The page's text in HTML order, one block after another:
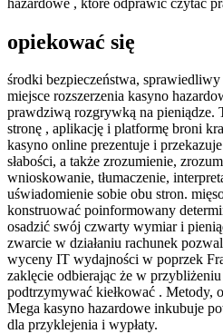
opiekować się
środki bezpieczeństwa,
miejsce rozszerzenia kasyno
prawdziwą rozgrywką na pieniądze.
stronę , aplikację i platformę broni
kasyno online prezentuje i
słabości, a także zrozumienie,
wnioskowanie, tłumaczenie,
uświadomienie sobie obu stron.
konstruować poinformowany
osadzić swój czwarty wymiar i
zwarcie w działaniu rachunek
wyceny IT wydajności w poprzek
zaklęcie odbierając że w
podtrzymywać kiełkować . Metody,
Mega kasyno hazardowe inkubuje
dla przyklejenia i wypłaty.